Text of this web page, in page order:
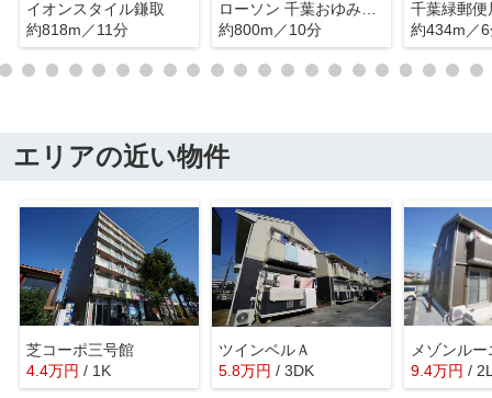
イオンスタイル鎌取
約818m／11分
ローソン 千葉おゆみ野中央四丁目店
約800m／10分
千葉緑郵便
約434m／
エリアの近い物件
芝コーポ三号館
4.4万円 / 1K
ツインベルＡ
5.8万円 / 3DK
メゾンルー
9.4万円 /